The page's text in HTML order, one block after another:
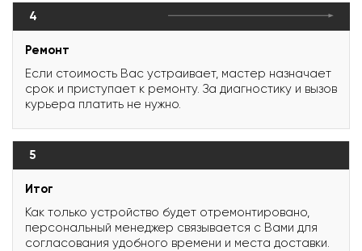
4
Ремонт
Если стоимость Вас устраивает, мастер назначает
срок и приступает к ремонту. За диагностику и вызов
курьера платить не нужно.
5
Итог
Как только устройство будет отремонтировано,
персональный менеджер связывается с Вами для
согласования удобного времени и места доставки.